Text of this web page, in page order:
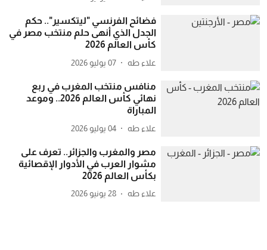
فضائح الفرنسي "ليتكسير".. حكم
الجدل الذي أنهى حلم منتخب مصر في
كأس العالم 2026
علاء طه 07 يوليو 2026
منافس منتخب المغرب في ربع
نهائي كأس العالم 2026.. وموعد
المباراة
علاء طه 04 يوليو 2026
مصر والمغرب والجزائر.. تعرف على
مشوار العرب في الأدوار الإقصائية
بكأس العالم 2026
علاء طه 28 يونيو 2026